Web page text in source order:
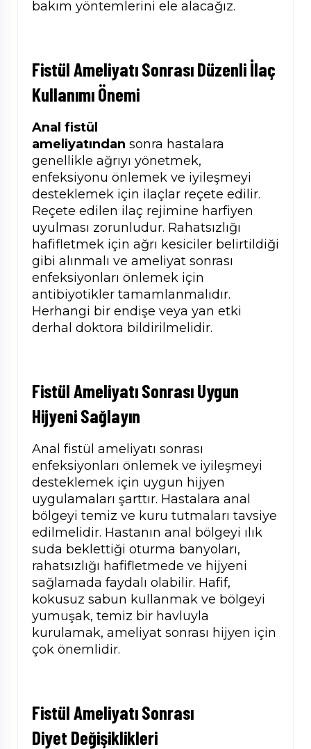
bakım yöntemlerini ele alacağız.
Fistül Ameliyatı Sonrası Düzenli İlaç
Kullanımı Önemi
Anal fistül
ameliyatından sonra hastalara
genellikle ağrıyı yönetmek,
enfeksiyonu önlemek ve iyileşmeyi
desteklemek için ilaçlar reçete edilir.
Reçete edilen ilaç rejimine harfiyen
uyulması zorunludur. Rahatsızlığı
hafifletmek için ağrı kesiciler belirtildiği
gibi alınmalı ve ameliyat sonrası
enfeksiyonları önlemek için
antibiyotikler tamamlanmalıdır.
Herhangi bir endişe veya yan etki
derhal doktora bildirilmelidir.
Fistül Ameliyatı Sonrası Uygun
Hijyeni Sağlayın
Anal fistül ameliyatı sonrası
enfeksiyonları önlemek ve iyileşmeyi
desteklemek için uygun hijyen
uygulamaları şarttır. Hastalara anal
bölgeyi temiz ve kuru tutmaları tavsiye
edilmelidir. Hastanın anal bölgeyi ılık
suda beklettiği oturma banyoları,
rahatsızlığı hafifletmede ve hijyeni
sağlamada faydalı olabilir. Hafif,
kokusuz sabun kullanmak ve bölgeyi
yumuşak, temiz bir havluyla
kurulamak, ameliyat sonrası hijyen için
çok önemlidir.
Fistül Ameliyatı Sonrası
Diyet Değişiklikleri